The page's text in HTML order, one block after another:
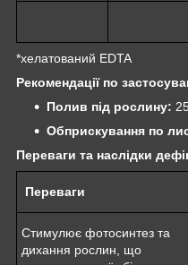
*хелатований EDTA
Рекомендації по
Полив під рослину:
Обприскування по
Переваги та наслідки
Переваги
Стимулює фотосинтез та
дихання рослин, що